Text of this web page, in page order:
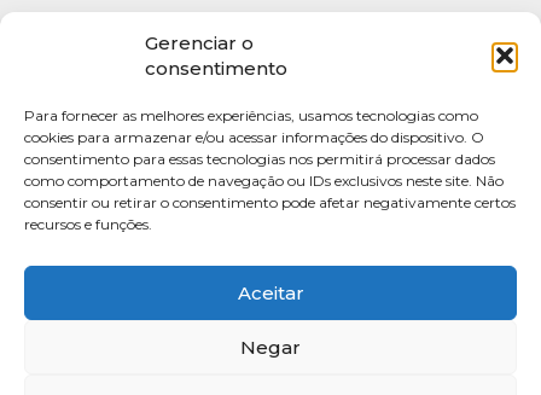
Gerenciar o
consentimento
Para fornecer as melhores experiências, usamos tecnologias como
cookies para armazenar e/ou acessar informações do dispositivo. O
consentimento para essas tecnologias nos permitirá processar dados
como comportamento de navegação ou IDs exclusivos neste site. Não
consentir ou retirar o consentimento pode afetar negativamente certos
recursos e funções.
Aceitar
Negar
Diretoria
FOTOS
Webmail
Artigos
Escritores do Sistema